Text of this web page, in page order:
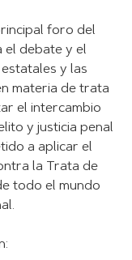
foro del
el debate y el
y las
materia de trata
el intercambio
y justicia penal
a aplicar el
la Trata de
todo el mundo